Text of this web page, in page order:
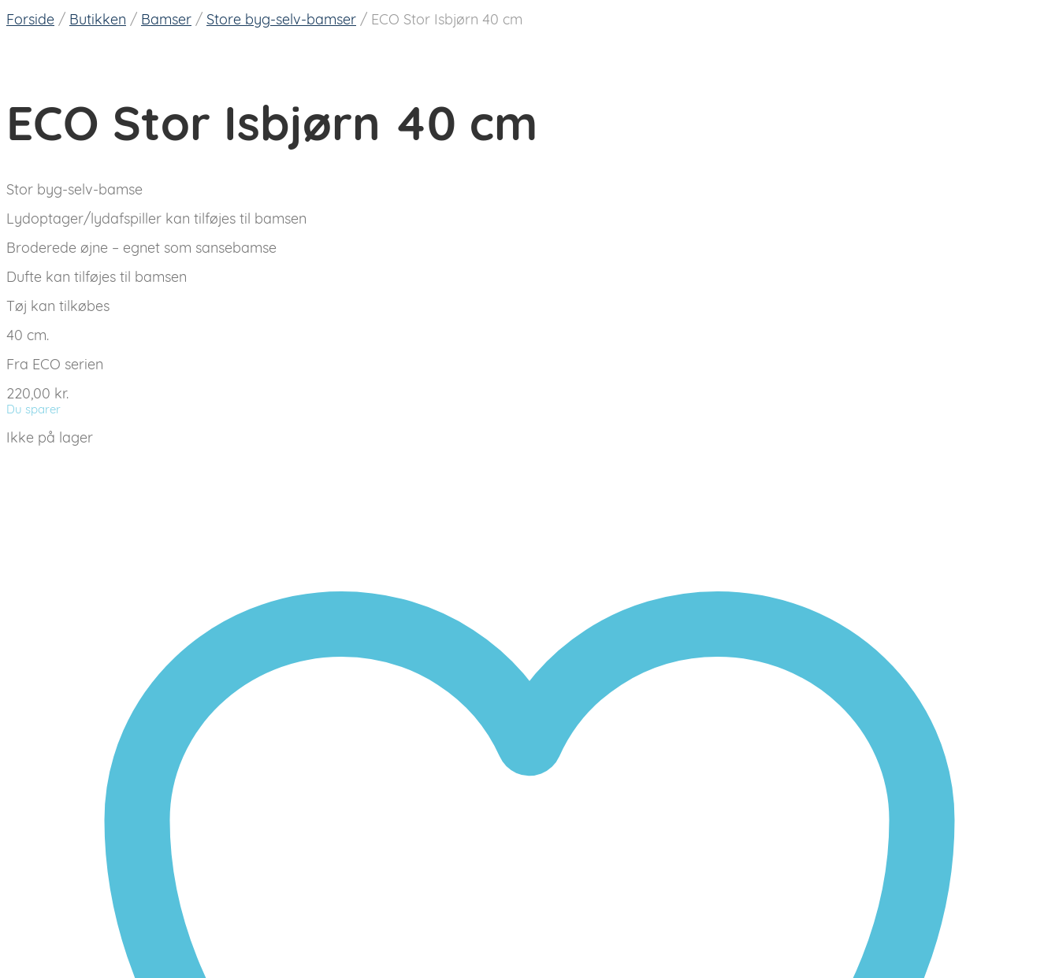
Forside / Butikken / Bamser / Store byg-selv-bamser / ECO Stor Isbjørn 40 cm
ECO Stor Isbjørn 40 cm
Stor byg-selv-bamse
Lydoptager/lydafspiller kan tilføjes til bamsen
Broderede øjne – egnet som sansebamse
Dufte kan tilføjes til bamsen
Tøj kan tilkøbes
40 cm.
Fra ECO serien
220,00 kr.
Du sparer
Ikke på lager